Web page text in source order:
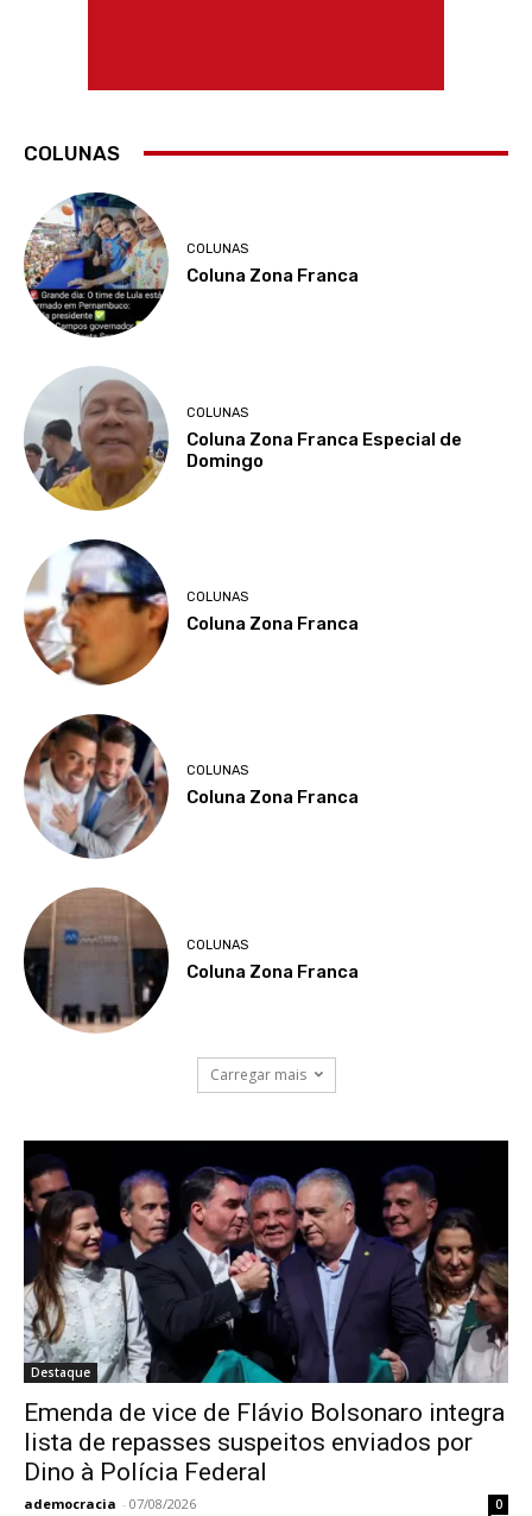
COLUNAS
COLUNAS
Coluna Zona Franca
COLUNAS
Coluna Zona Franca Especial de
Domingo
COLUNAS
Coluna Zona Franca
COLUNAS
Coluna Zona Franca
COLUNAS
Coluna Zona Franca
Carregar mais
Destaque
Emenda de vice de Flávio Bolsonaro integra
lista de repasses suspeitos enviados por
Dino à Polícia Federal
ademocracia - 07/08/2026 0